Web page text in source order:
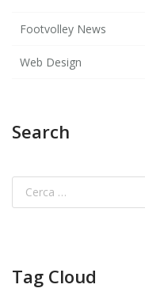
Footvolley News
Web Design
Search
Tag Cloud